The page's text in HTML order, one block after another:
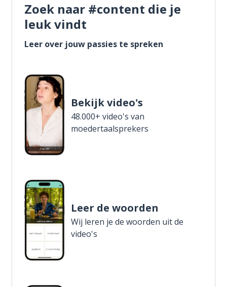
Zoek naar #content die je
leuk vindt
Leer over jouw passies te spreken
Bekijk video's
48.000+ video's van
moedertaalsprekers
Leer de woorden
Wij leren je de woorden uit de
video's